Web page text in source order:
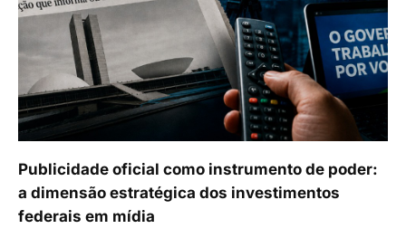
Publicidade oficial como instrumento de poder:
a dimensão estratégica dos investimentos
federais em mídia